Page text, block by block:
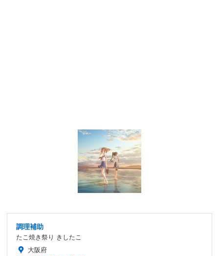
調理補助
たこ焼き祭り きしたこ
大阪府